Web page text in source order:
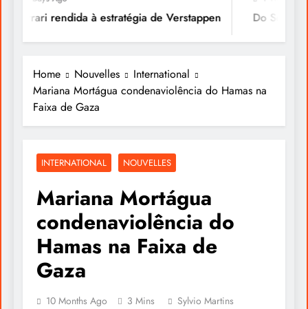
Ferrari rendida à estratégia de Verstappen Do Sonho à
Home Nouvelles
International
Mariana Mortágua condenaviolência do Hamas na
Faixa de Gaza
INTERNATIONAL NOUVELLES
Mariana Mortágua
condenaviolência do
Hamas na Faixa de
Gaza
10 Months Ago 3 Mins Sylvio Martins